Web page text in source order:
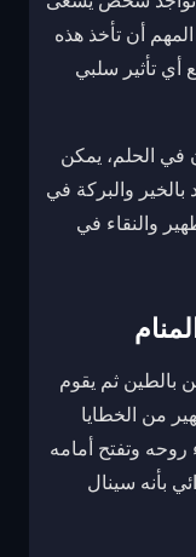
أن تأخذ هذه
أي تأثير سلبي
في الحلم، يمكن
بالخير والبركة في
والنقاء في
بالطين ثم يقوم
من الخطايا
روحه وتفتح أمامه
بأنه سينال